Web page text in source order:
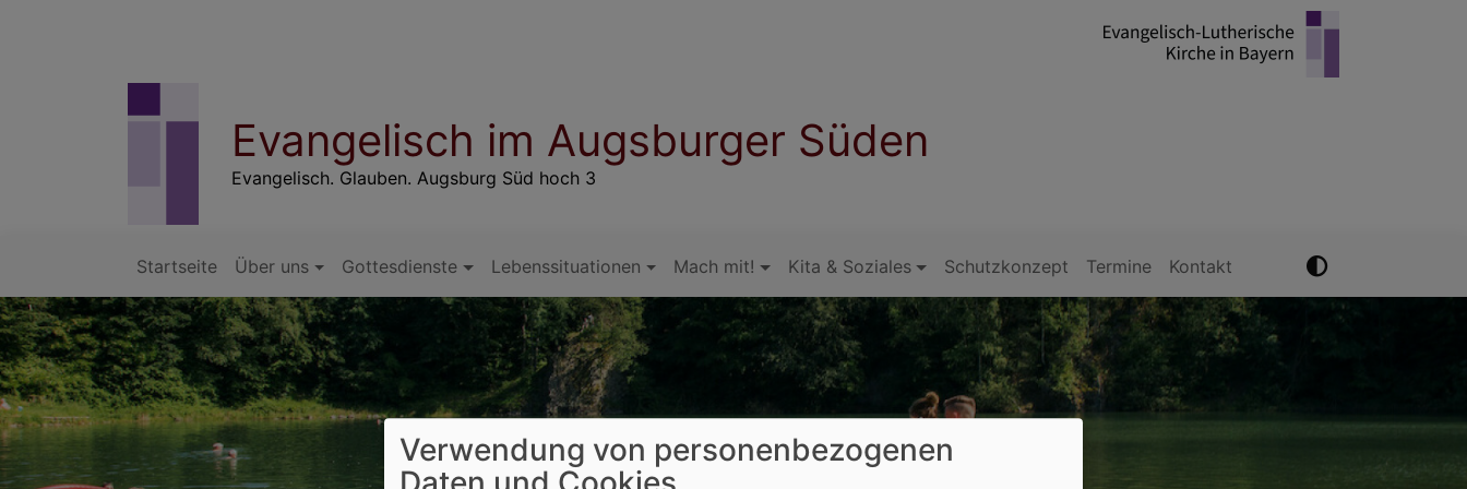
Evangelisch im Augsburger Süden
Evangelisch. Glauben. Augsburg Süd hoch 3
Hauptnavigation
Startseite Über uns Gottesdienste Lebenssituationen Mach mit! Kita & Soziales Schutzkonzept Termine Kontakt
Verwendung von personenbezogenen